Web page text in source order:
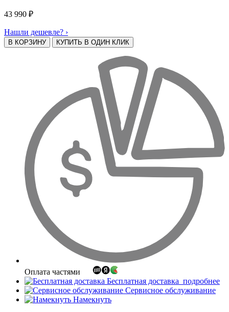
43 990 ₽
Нашли дешевле? ›
В КОРЗИНУ КУПИТЬ В ОДИН КЛИК
Оплата частями
Бесплатная доставка подробнее
Сервисное обслуживание
Намекнуть